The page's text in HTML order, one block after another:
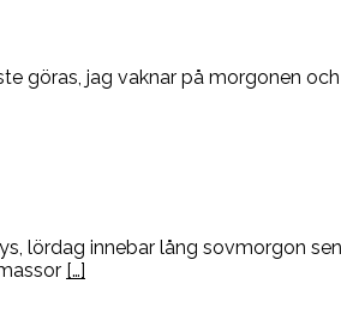
göras, jag vaknar på morgonen
lördag innebar lång sovmorgon
[…]